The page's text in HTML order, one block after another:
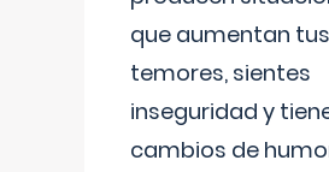
que aumentan tus
temores, sientes
inseguridad y
cambios de